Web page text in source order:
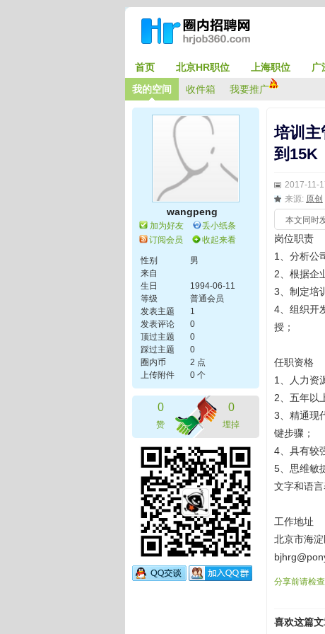
首页 北京HR职位 上海职位 广
我的空间
收件箱 我要推广
wangpeng
加为好友
丢小纸条
订阅会员
收起来看
性别
男
来自
生日
1994-06-11
等级
普通会员
发表主题
1
发表评论
0
顶过主题
0
踩过主题
0
圈内币
2 点
上传附件
0 个
0
赞
0
埋掉
培训主
到15K
2017-11-
来源: 原创
本文同时
岗位职责
1、分析公
2、根据企
3、制定培
4、组织开
授；
任职资格
1、人力资
2、五年以
3、精通现
键步骤；
4、具有较
5、思维敏
文字和语言
工作地址
北京市海
分享前请检
喜欢这篇